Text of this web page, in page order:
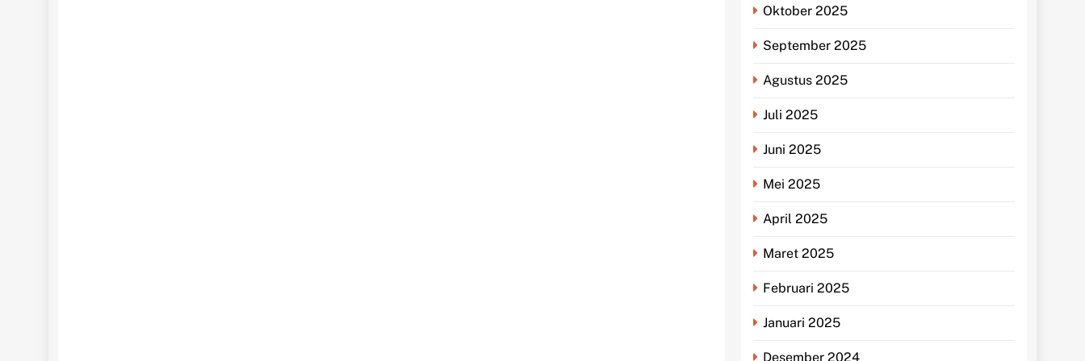
Oktober 2025
September 2025
Agustus 2025
Juli 2025
Juni 2025
Mei 2025
April 2025
Maret 2025
Februari 2025
Januari 2025
Desember 2024